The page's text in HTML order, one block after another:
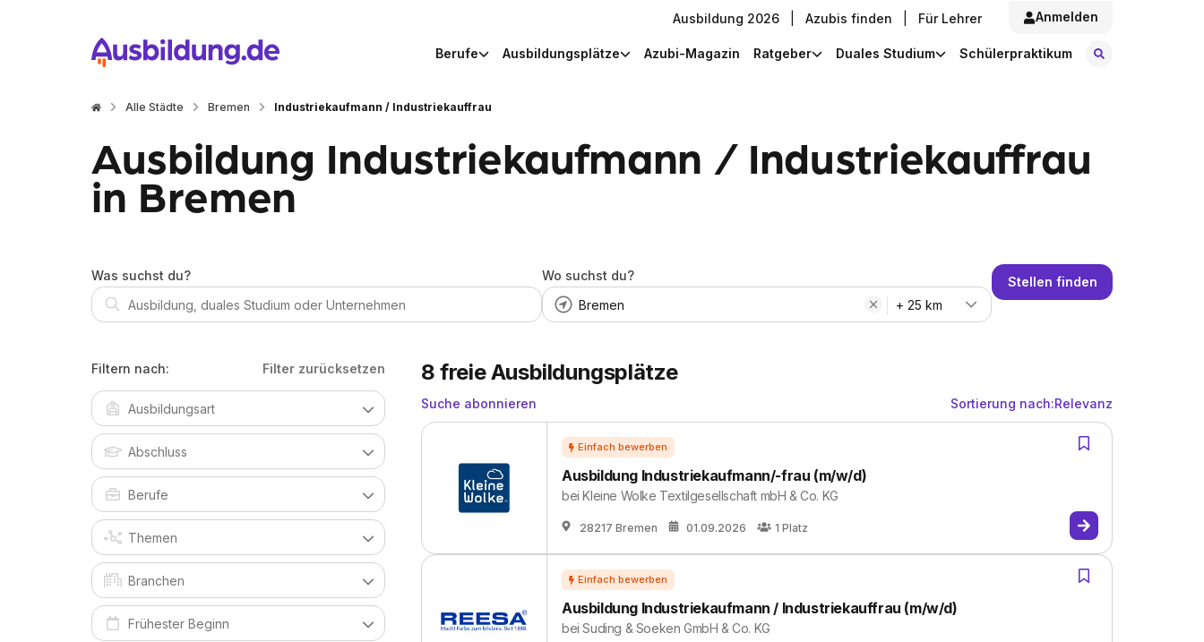
Ausbildung 2026 Azubis finden Für Lehrer Anmelden
Berufe Ausbildungsplätze Azubi-Magazin Ratgeber Duales Studium Schülerpraktikum
Alle Städte Bremen Industriekaufmann / Industriekauffrau
Ausbildung Industriekaufmann / Industriekauffrau
in Bremen
Was suchst du?
Wo suchst du?
+ 25 km
Stellen finden
Filtern nach: Filter zurücksetzen 8 freie Ausbildungsplätze
Suche abonnieren Sortierung nach:Relevanz
Ausbildung Industriekaufmann/-frau (m/w/d)
beiKleine Wolke Textilgesellschaft mbH & Co. KG
28217 Bremen 01.09.2026 1 Platz
Ausbildung Industriekaufmann / Industriekauffrau (m/w/d)
beiSuding & Soeken GmbH & Co. KG